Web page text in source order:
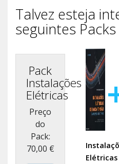
Talvez esteja
seguintes
Pack
Instalações
Elétricas
Preço
do
Pack:
70,00 €
Elétricas